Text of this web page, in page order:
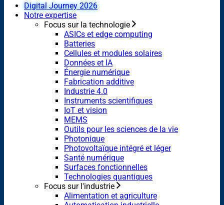
Digital Journey 2026
Notre expertise
Focus sur la technologie
ASICs et edge computing
Batteries
Cellules et modules solaires
Données et IA
Énergie numérique
Fabrication additive
Industrie 4.0
Instruments scientifiques
IoT et vision
MEMS
Outils pour les sciences de la vie
Photonique
Photovoltaïque intégré et léger
Santé numérique
Surfaces fonctionnelles
Technologies quantiques
Focus sur l'industrie
Alimentation et agriculture